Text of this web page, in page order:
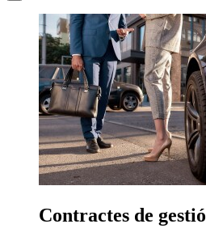
Contractes de gestió